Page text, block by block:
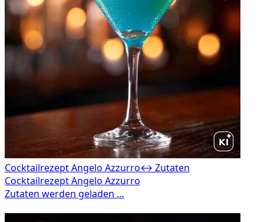
Cocktailrezept Angelo Azzurro↔ Zutaten